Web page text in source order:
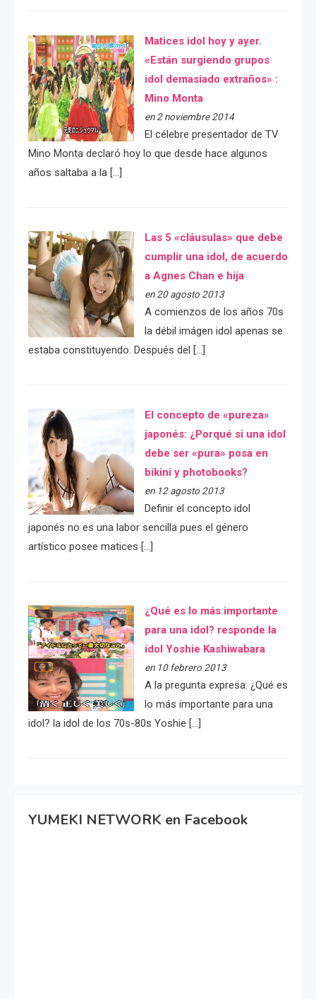
Matices idol hoy y ayer.
«Están surgiendo grupos
idol demasiado extraños» :
Mino Monta
en 2 noviembre 2014
El célebre presentador de TV
Mino Monta declaró hoy lo que desde hace algunos
años saltaba a la […]
Las 5 «cláusulas» que debe
cumplir una idol, de acuerdo
a Agnes Chan e hija
en 20 agosto 2013
A comienzos de los años 70s
la débil imágen idol apenas se
estaba constituyendo. Después del […]
El concepto de «pureza»
japonés: ¿Porqué si una idol
debe ser «pura» posa en
bikini y photobooks?
en 12 agosto 2013
Definir el concepto idol
japonés no es una labor sencilla pues el género
artístico posee matices […]
¿Qué es lo más importante
para una idol? responde la
idol Yoshie Kashiwabara
en 10 febrero 2013
A la pregunta expresa: ¿Qué es
lo más importante para una
idol? la idol de los 70s-80s Yoshie […]
YUMEKI NETWORK en Facebook